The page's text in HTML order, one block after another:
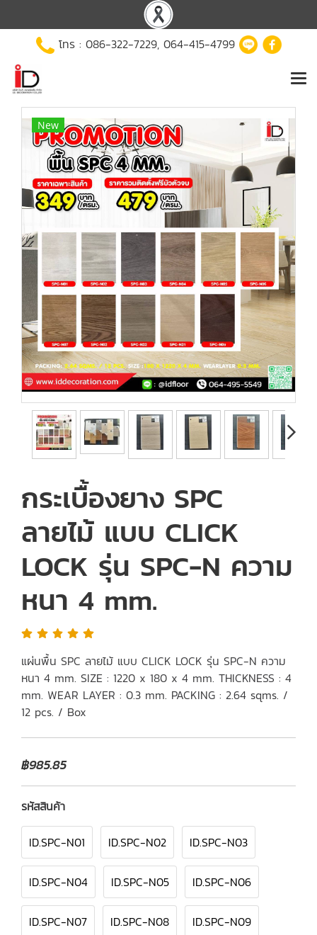
โทร : 086-322-7229, 064-415-4799
New
กระเบื้องยาง SPC
ลายไม้ แบบ CLICK
LOCK รุ่น SPC-N ความ
หนา 4 mm.
แผ่นพื้น SPC ลายไม้ แบบ CLICK LOCK รุ่น SPC-N ความ
หนา 4 mm. SIZE : 1220 x 180 x 4 mm. THICKNESS : 4
mm. WEAR LAYER : 0.3 mm. PACKING : 2.64 sqms. /
12 pcs. / Box
฿985.85
รหัสสินค้า
ID.SPC-N01 ID.SPC-N02 ID.SPC-N03
ID.SPC-N04 ID.SPC-N05 ID.SPC-N06
ID.SPC-N07 ID.SPC-N08 ID.SPC-N09